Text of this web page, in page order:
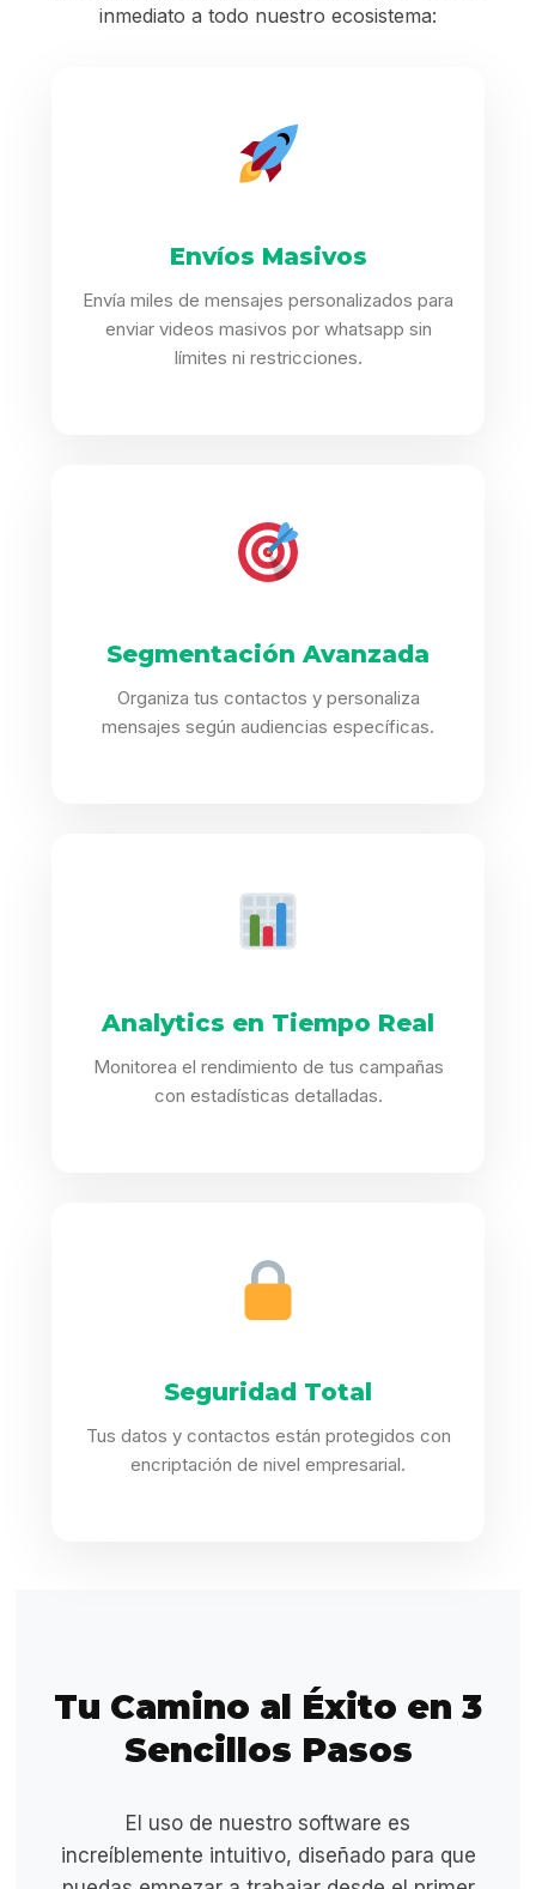
inmediato a todo nuestro ecosistema:
Envíos Masivos
Envía miles de mensajes personalizados para
enviar videos masivos por whatsapp sin
límites ni restricciones.
Segmentación Avanzada
Organiza tus contactos y personaliza
mensajes según audiencias específicas.
Analytics en Tiempo Real
Monitorea el rendimiento de tus campañas
con estadísticas detalladas.
Seguridad Total
Tus datos y contactos están protegidos con
encriptación de nivel empresarial.
Tu Camino al Éxito en 3
Sencillos Pasos
El uso de nuestro software es
increíblemente intuitivo, diseñado para que